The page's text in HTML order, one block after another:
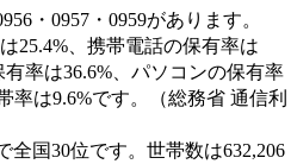
・0957・0959があります。
25.4%、携帯電話の保有率は
率は36.6%、パソコンの保有率
率は9.6%です。（総務省 通信利
全国30位です。世帯数は632,206